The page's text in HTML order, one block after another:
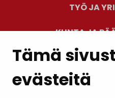
Tämä
evästeitä
TYÖ JA
KUNTA JA